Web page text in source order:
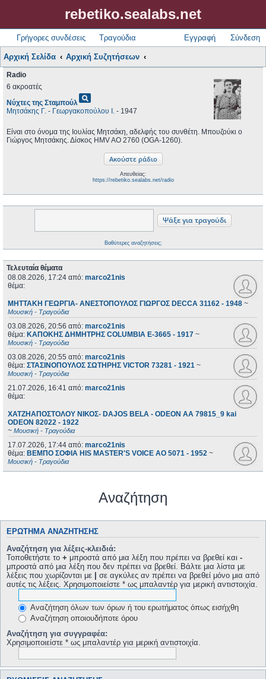
rebetiko.sealabs.net
Γρήγορες συνδέσεις Τραγούδια Σύνδεση
Εγγραφή
Αρχική Σελίδα Αρχική Συζητήσεων
Radio
6 ακροατές
Νύχτες της Σταμπούλpageview
Μητσάκης Γ. - Γεωργακοπούλου Ι. - 1947
Είναι στο όνομα της Ιουλίας Μητσάκη, αδελφής του συνθέτη. Μπουζούκι ο
Γιώργος Μητσάκης. Δίσκος HMV AO 2760 (OGA-1260).
Απευθείας:
https://rebetiko.sealabs.net/radio
Βαθύτερες αναζητήσεις;
Τελευταία θέματα
08.08.2026, 17:24 από: marco21nis
θέμα:
ΜΗΤΤΑΚΗ ΓΕΩΡΓΙΑ- ΑΝΕΣΤΟΠΟΥΛΟΣ ΓΙΩΡΓΟΣ DECCA 31162 - 1948 ~
Μουσική - Τραγούδια
03.08.2026, 20:56 από: marco21nis
θέμα: ΚΑΠΟΚΗΣ ΔΗΜΗΤΡΗΣ COLUMBIA E-3665 - 1917 ~
Μουσική - Τραγούδια
03.08.2026, 20:55 από: marco21nis
θέμα: ΣΤΑΣΙΝΟΠΟΥΛΟΣ ΣΩΤΗΡΗΣ VICTOR 73281 - 1921 ~
Μουσική - Τραγούδια
21.07.2026, 16:41 από: marco21nis
θέμα:
ΧΑΤΖΗΑΠΟΣΤΟΛΟΥ ΝΙΚΟΣ- DAJOS BELA - ODEON AA 79815_9 kai
ODEON 82022 - 1922
~ Μουσική - Τραγούδια
17.07.2026, 17:44 από: marco21nis
θέμα: ΒΕΜΠΟ ΣΟΦΙΑ HIS MASTER'S VOICE AO 5071 - 1952 ~
Μουσική - Τραγούδια
Αναζήτηση
ΕΡΏΤΗΜΑ ΑΝΑΖΉΤΗΣΗΣ
Αναζήτηση για λέξεις-κλειδιά:
Τοποθετήστε το + μπροστά από μια λέξη που πρέπει να βρεθεί και -
μπροστά από μια λέξη που δεν πρέπει να βρεθεί. Βάλτε μια λίστα με
λέξεις που χωρίζονται με | σε αγκύλες αν πρέπει να βρεθεί μόνο μια από
αυτές τις λέξεις. Χρησιμοποιείστε * ως μπαλαντέρ για μερική αντιστοιχία.
Αναζήτηση όλων των όρων ή του ερωτήματος όπως εισήχθη
Αναζήτηση οποιουδήποτε όρου
Αναζήτηση για συγγραφέα:
Χρησιμοποιείστε * ως μπαλαντέρ για μερική αντιστοιχία.